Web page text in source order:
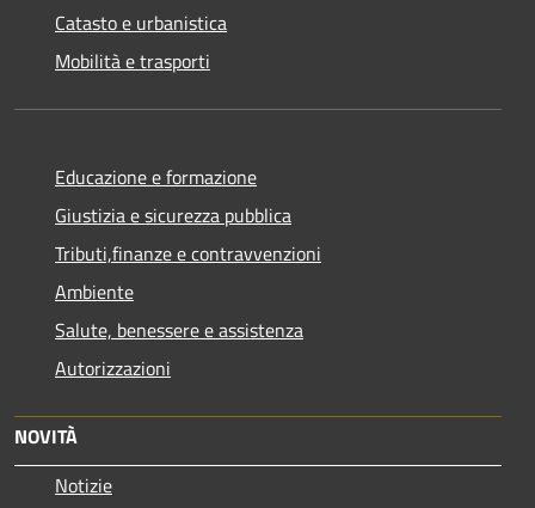
Catasto e urbanistica
Mobilità e trasporti
Educazione e formazione
Giustizia e sicurezza pubblica
Tributi,finanze e contravvenzioni
Ambiente
Salute, benessere e assistenza
Autorizzazioni
NOVITÀ
Notizie